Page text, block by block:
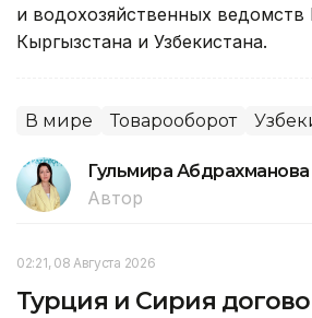
и водохозяйственных ведомств
Кыргызстана и Узбекистана.
В мире Товарооборот
Гульмира Абдрахманова
Автор
02:21, 08 Августа 2026
Турция и Сирия